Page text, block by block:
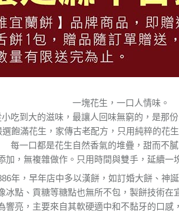
一塊花生，一口人情味。
小吃到大的滋味，最讓人回味無窮的，是那
選飽滿花生，家傳古老配方，只用純粹的花
每一口都是花生自然香氣的堆疊，甜而不
加，無複雜做作。只用時間與雙手，延續一
年，早年店中多以漢餅，如訂婚大餅、神
冰點、貢糖等糖點也無所不包，製餅技術在
響亮，主要來自其軟硬適中和不黏牙的口